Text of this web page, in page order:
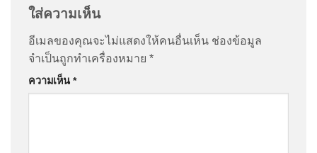
ใส่ความเห็น
อีเมลของคุณจะไม่แสดงให้คนอื่นเห็น ช่องข้อมูล
จำเป็นถูกทำเครื่องหมาย *
ความเห็น *